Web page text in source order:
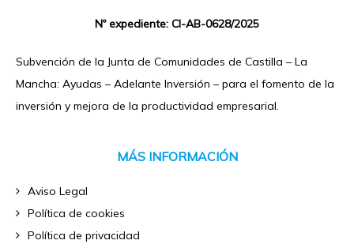
Nº expediente: CI-AB-0628/2025
Subvención de la Junta de Comunidades de Castilla – La
Mancha: Ayudas – Adelante Inversión – para el fomento de la
inversión y mejora de la productividad empresarial.
MÁS INFORMACIÓN
Aviso Legal
Política de cookies
Política de privacidad